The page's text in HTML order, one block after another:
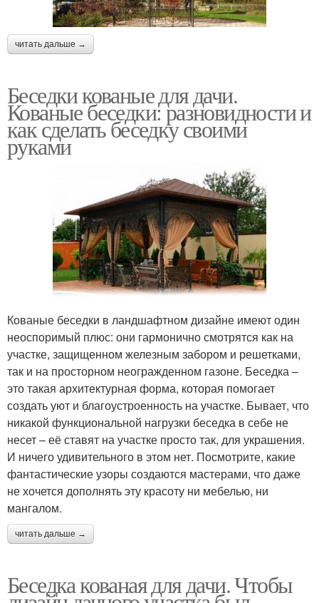
читать дальше →
Беседки кованые для дачи.
Кованые беседки: разновидности и
как сделать беседку своими
руками
Кованые беседки в ландшафтном дизайне имеют один
неоспоримый плюс: они гармонично смотрятся как на
участке, защищенном железным забором и решетками,
так и на просторном неогражденном газоне. Беседка –
это такая архитектурная форма, которая помогает
создать уют и благоустроенность на участке. Бывает, что
никакой функциональной нагрузки беседка в себе не
несет – её ставят на участке просто так, для украшения.
И ничего удивительного в этом нет. Посмотрите, какие
фантастические узоры создаются мастерами, что даже
не хочется дополнять эту красоту ни мебелью, ни
мангалом.
читать дальше →
Беседка кованая для дачи. Чтобы